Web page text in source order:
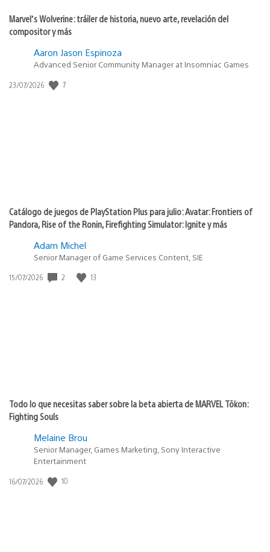
Marvel’s Wolverine: tráiler de historia, nuevo arte, revelación del
compositor y más
Aaron Jason Espinoza
Advanced Senior Community Manager at Insomniac Games
Fecha
23/07/2026 7
Catálogo de juegos de PlayStation Plus para julio: Avatar: Frontiers of
Pandora, Rise of the Ronin, Firefighting Simulator: Ignite y más
Adam Michel
Senior Manager of Game Services Content, SIE
Fecha
15/07/2026 2 13
Todo lo que necesitas saber sobre la beta abierta de MARVEL Tōkon:
Fighting Souls
Melaine Brou
Senior Manager, Games Marketing, Sony Interactive
Entertainment
Fecha
16/07/2026 10